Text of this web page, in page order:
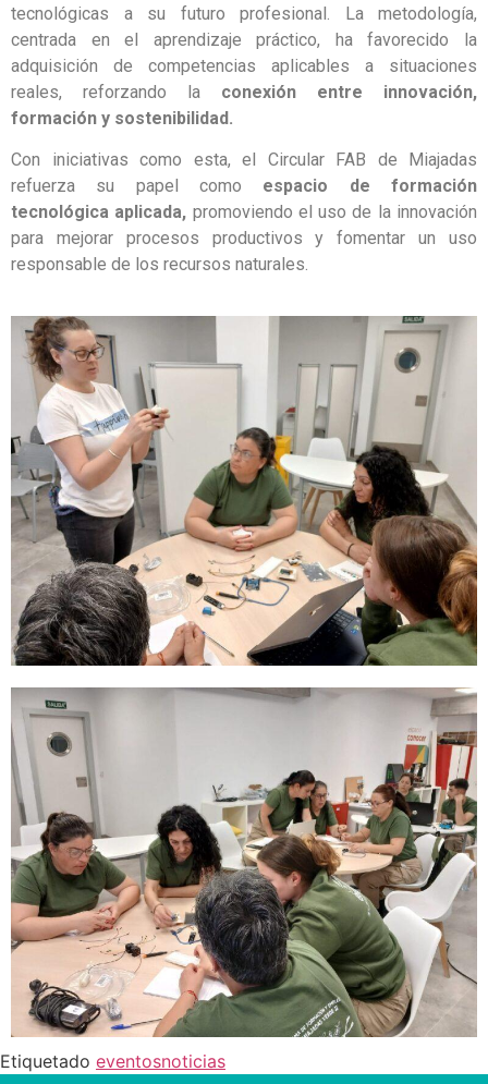
tecnológicas a su futuro profesional. La metodología,
centrada en el aprendizaje práctico, ha favorecido la
adquisición de competencias aplicables a situaciones
reales, reforzando la conexión entre innovación,
formación y sostenibilidad.
Con iniciativas como esta, el Circular FAB de Miajadas
refuerza su papel como espacio de formación
tecnológica aplicada, promoviendo el uso de la innovación
para mejorar procesos productivos y fomentar un uso
responsable de los recursos naturales.
Etiquetado eventosnoticias